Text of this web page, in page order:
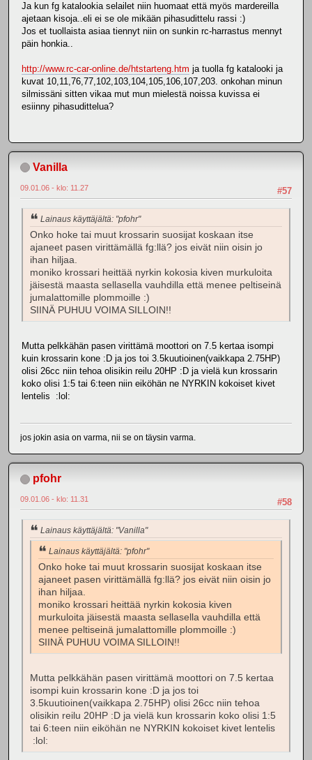
Ja kun fg katalookia selailet niin huomaat että myös mardereilla
ajetaan kisoja..eli ei se ole mikään pihasudittelu rassi :)
Jos et tuollaista asiaa tiennyt niin on sunkin rc-harrastus mennyt
päin honkia..
http://www.rc-car-online.de/htstarteng.htm ja tuolla fg katalooki ja
kuvat 10,11,76,77,102,103,104,105,106,107,203. onkohan minun
silmissäni sitten vikaa mut mun mielestä noissa kuvissa ei
esiinny pihasudittelua?
Vanilla
#57
09.01.06 - klo: 11.27
Lainaus käyttäjältä: "pfohr"
Onko hoke tai muut krossarin suosijat koskaan itse
ajaneet pasen virittämällä fg:llä? jos eivät niin oisin jo
ihan hiljaa.
moniko krossari heittää nyrkin kokosia kiven murkuloita
jäisestä maasta sellasella vauhdilla että menee peltiseinä
jumalattomille plommoille :)
SIINÄ PUHUU VOIMA SILLOIN!!
Mutta pelkkähän pasen virittämä moottori on 7.5 kertaa isompi
kuin krossarin kone :D ja jos toi 3.5kuutioinen(vaikkapa 2.75HP)
olisi 26cc niin tehoa olisikin reilu 20HP :D ja vielä kun krossarin
koko olisi 1:5 tai 6:teen niin eiköhän ne NYRKIN kokoiset kivet
lentelis :lol:
jos jokin asia on varma, nii se on täysin varma.
pfohr
#58
09.01.06 - klo: 11.31
Lainaus käyttäjältä: "Vanilla"
Lainaus käyttäjältä: "pfohr"
Onko hoke tai muut krossarin suosijat koskaan itse
ajaneet pasen virittämällä fg:llä? jos eivät niin oisin jo
ihan hiljaa.
moniko krossari heittää nyrkin kokosia kiven
murkuloita jäisestä maasta sellasella vauhdilla että
menee peltiseinä jumalattomille plommoille :)
SIINÄ PUHUU VOIMA SILLOIN!!
Mutta pelkkähän pasen virittämä moottori on 7.5 kertaa
isompi kuin krossarin kone :D ja jos toi
3.5kuutioinen(vaikkapa 2.75HP) olisi 26cc niin tehoa
olisikin reilu 20HP :D ja vielä kun krossarin koko olisi 1:5
tai 6:teen niin eiköhän ne NYRKIN kokoiset kivet lentelis
:lol: